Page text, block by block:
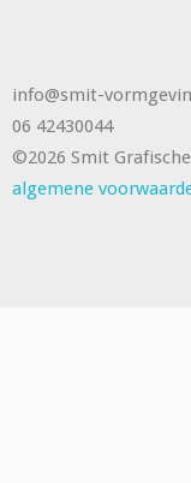
info@smit-
06 42430044
©2026 Smit
algemene